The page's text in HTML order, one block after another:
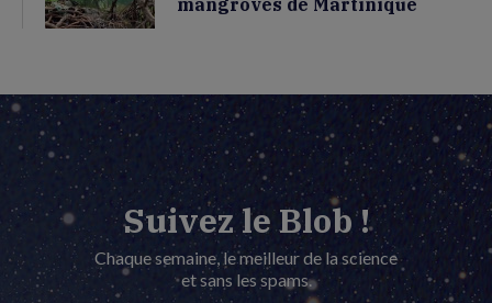
mangroves de Martinique
Suivez le Blob !
Chaque semaine, le meilleur de la science
et sans les spams.